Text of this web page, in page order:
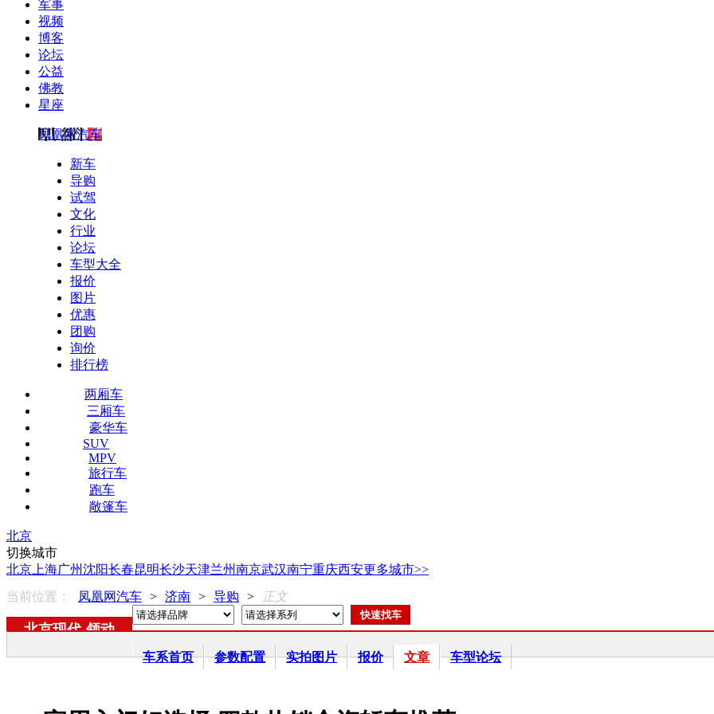
军事
视频
博客
论坛
公益
佛教
星座
凤凰网汽车
新车
导购
试驾
文化
行业
论坛
车型大全
报价
图片
优惠
团购
询价
排行榜
两厢车
三厢车
豪华车
SUV
MPV
旅行车
跑车
敞篷车
北京
切换城市
北京 上海广州沈阳长春昆明长沙天津兰州南京武汉南宁重庆西安更多城市>>
当前位置：
凤凰网汽车 > 济南 > 导购 > 正文
北京现代-领动
车系首页 参数配置 实拍图片 报价 文章 车型论坛